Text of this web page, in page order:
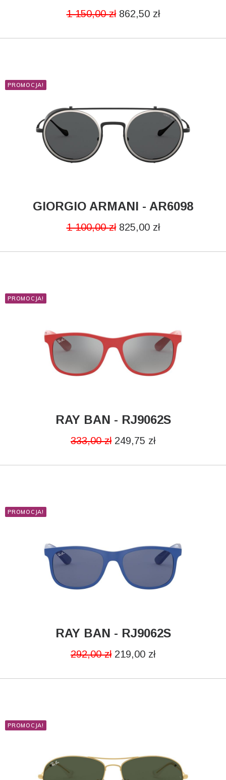
1 150,00zł 862,50 zł
PROMOCJA!
CZYTAJ DALEJ
GIORGIO ARMANI - AR6098
1 100,00zł 825,00 zł
PROMOCJA!
DODAJ DO KOSZYKA
RAY BAN - RJ9062S
333,00zł 249,75 zł
PROMOCJA!
DODAJ DO KOSZYKA
RAY BAN - RJ9062S
292,00zł 219,00 zł
PROMOCJA!